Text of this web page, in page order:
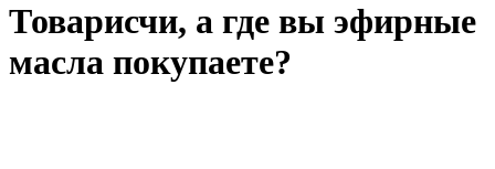
Товарисчи, а где вы эфирные
масла покупаете?